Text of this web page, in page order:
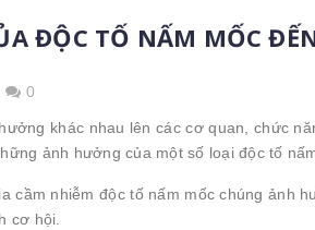
ĐỘC TỐ NẤM MỐC
0
khác nhau lên các cơ quan, chức
ảnh hưởng của một số loại độc tố
cầm nhiễm độc tố nấm mốc chúng ảnh
cơ hội.